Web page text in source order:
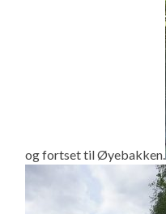
og fortset til Øyebakken.